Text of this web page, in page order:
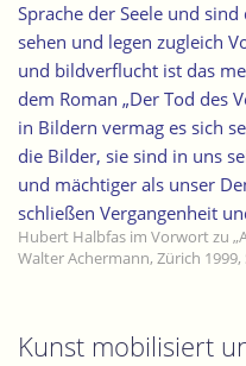
Sprache der Seele und
sehen und legen zugleich
und bildverflucht ist das
dem Roman „Der Tod des
in Bildern vermag es sich
die Bilder, sie sind in uns
und mächtiger als unser
schließen Vergangenheit
Hubert Halbfas im Vorwort zu
Walter Achermann, Zürich 1999,
Kunst mobilisiert